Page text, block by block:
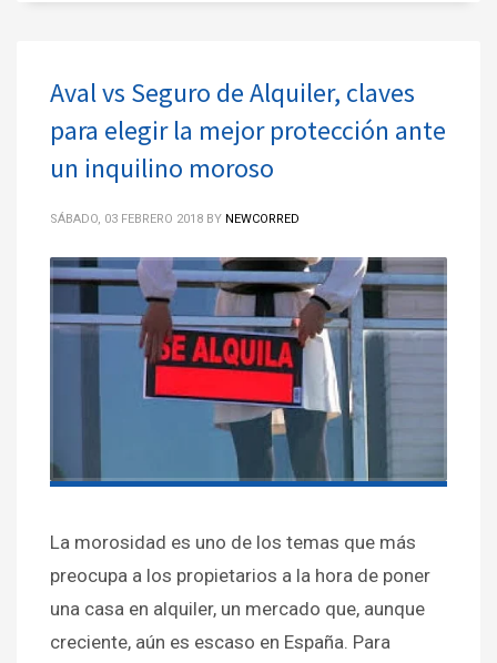
Aval vs Seguro de Alquiler, claves
para elegir la mejor protección ante
un inquilino moroso
SÁBADO, 03 FEBRERO 2018 BY NEWCORRED
La morosidad es uno de los temas que más
preocupa a los propietarios a la hora de poner
una casa en alquiler, un mercado que, aunque
creciente, aún es escaso en España. Para